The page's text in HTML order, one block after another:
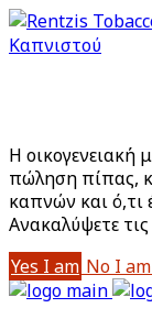
Είστε
Η οικογενειακή
πώληση πίπας,
καπνών και ό,τι
Aνακαλύψετε
Yes I am No I